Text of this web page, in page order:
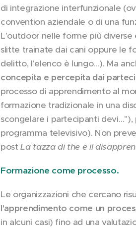
di integrazione interfunzionale
convention aziendale o di una
L'outdoor nelle forme più
slitte trainate dai cani oppure le
delitto, l'elenco è lungo…). Ma
concepita e percepita dai
processo di apprendimento al
formazione tradizionale in una
scongelare i partecipanti
programma televisivo). Non
postLa tazza di the e il
Formazione come processo.
Le organizzazioni che cercano
l'apprendimento come un
in alcuni casi) fino ad una